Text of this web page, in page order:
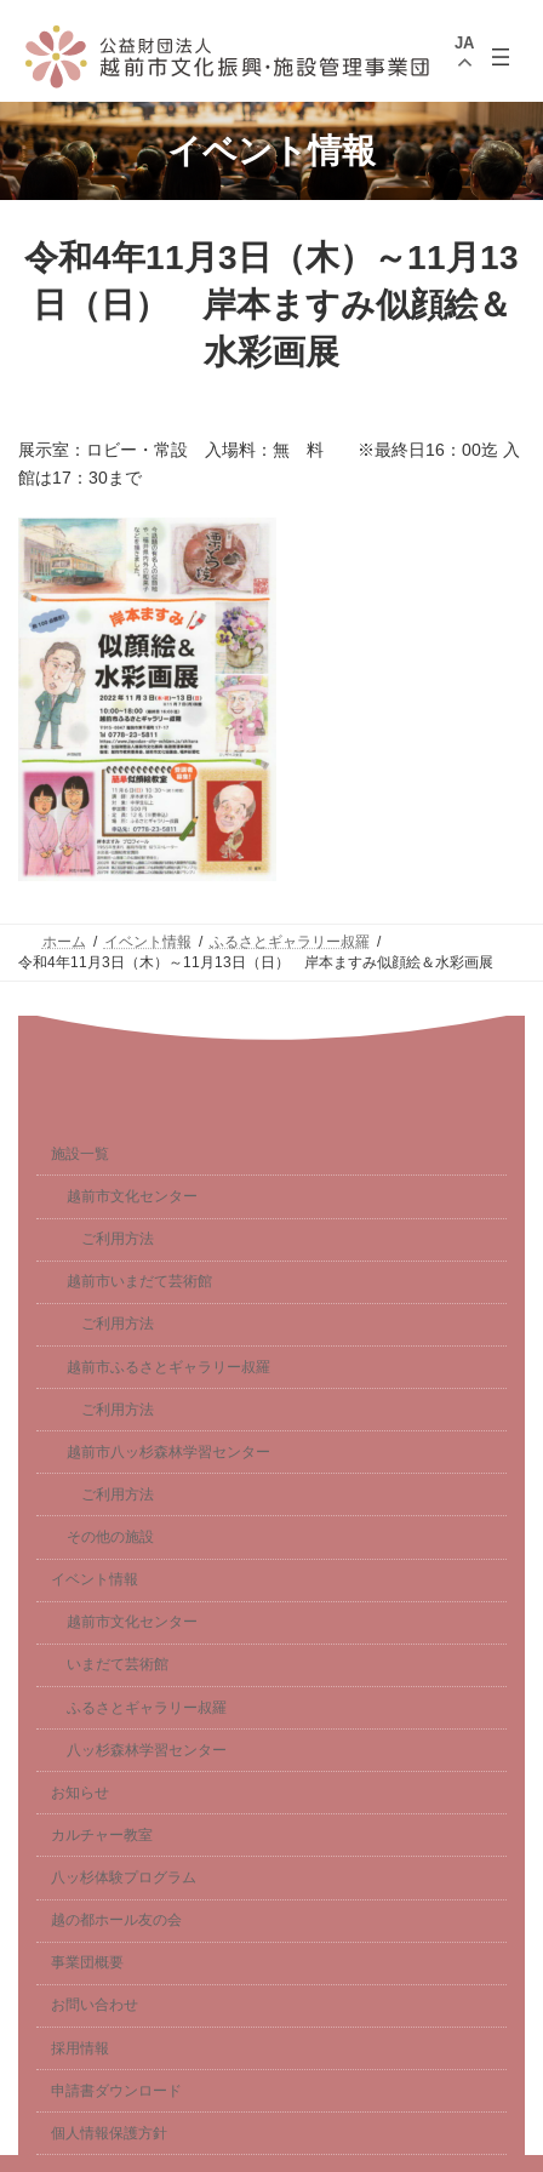
へ
ス
キ
ッ
プ
ョ
ン
に
移
動
JA
イベント情報
令和4年11月3日（木）～11月13
日（日） 岸本ますみ似顔絵＆
水彩画展
展示室：ロビー・常設 入場料：無 料 ※最終日16：00迄 入
館は17：30まで
ホーム イベント情報
ふるさとギャラリー叔羅
令和4年11月3日（木）～11月13日（日） 岸本ますみ似顔絵＆水彩画展
施設一覧
越前市文化センター
ご利用方法
越前市いまだて芸術館
ご利用方法
越前市ふるさとギャラリー叔羅
ご利用方法
越前市八ッ杉森林学習センター
ご利用方法
その他の施設
イベント情報
越前市文化センター
いまだて芸術館
ふるさとギャラリー叔羅
八ッ杉森林学習センター
お知らせ
カルチャー教室
八ッ杉体験プログラム
越の都ホール友の会
事業団概要
お問い合わせ
採用情報
申請書ダウンロード
個人情報保護方針